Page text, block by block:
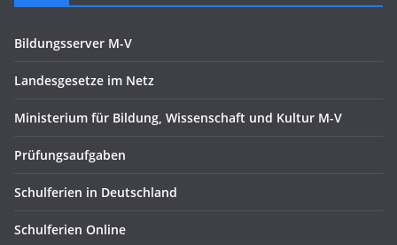
Bildungsserver M-V
Landesgesetze im Netz
Ministerium für Bildung, Wissenschaft und Kultur M-V
Prüfungsaufgaben
Schulferien in Deutschland
Schulferien Online